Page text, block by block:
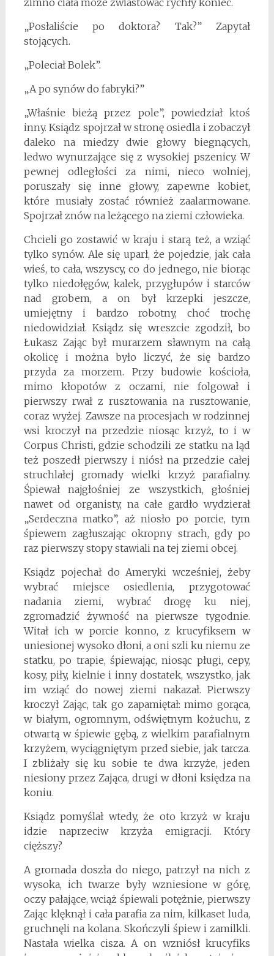
zimno ciała może zwiastować rychły koniec.
„Posłaliście po doktora? Tak?” Zapytał
stojących.
„Poleciał Bolek”.
„A po synów do fabryki?”
„Właśnie bieżą przez pole”, powiedział ktoś
inny. Ksiądz spojrzał w stronę osiedla i zobaczył
daleko na miedzy dwie głowy biegnących,
ledwo wynurzające się z wysokiej pszenicy. W
pewnej odległości za nimi, nieco wolniej,
poruszały się inne głowy, zapewne kobiet,
które musiały zostać również zaalarmowane.
Spojrzał znów na leżącego na ziemi człowieka.
Chcieli go zostawić w kraju i starą też, a wziąć
tylko synów. Ale się uparł, że pojedzie, jak cała
wieś, to cała, wszyscy, co do jednego, nie biorąc
tylko niedołęgów, kalek, przygłupów i starców
nad grobem, a on był krzepki jeszcze,
umiejętny i bardzo robotny, choć trochę
niedowidział. Ksiądz się wreszcie zgodził, bo
Łukasz Zając był murarzem sławnym na całą
okolicę i można było liczyć, że się bardzo
przyda za morzem. Przy budowie kościoła,
mimo kłopotów z oczami, nie folgował i
pierwszy rwał z rusztowania na rusztowanie,
coraz wyżej. Zawsze na procesjach w rodzinnej
wsi kroczył na przedzie niosąc krzyż, to i w
Corpus Christi, gdzie schodzili ze statku na ląd
też poszedł pierwszy i niósł na przedzie całej
struchlałej gromady wielki krzyż parafialny.
Śpiewał najgłośniej ze wszystkich, głośniej
nawet od organisty, na całe gardło wydzierał
„Serdeczna matko”, aż niosło po porcie, tym
śpiewem zagłuszając okropny strach, gdy po
raz pierwszy stopy stawiali na tej ziemi obcej.
Ksiądz pojechał do Ameryki wcześniej, żeby
wybrać miejsce osiedlenia, przygotować
nadania ziemi, wybrać drogę ku niej,
zgromadzić żywność na pierwsze tygodnie.
Witał ich w porcie konno, z krucyfiksem w
uniesionej wysoko dłoni, a oni szli ku niemu ze
statku, po trapie, śpiewając, niosąc pługi, cepy,
kosy, piły, kielnie i inny dostatek, wszystko, jak
im wziąć do nowej ziemi nakazał. Pierwszy
kroczył Zając, tak go zapamiętał: mimo gorąca,
w białym, ogromnym, odświętnym kożuchu, z
otwartą w śpiewie gębą, z wielkim parafialnym
krzyżem, wyciągniętym przed siebie, jak tarcza.
I zbliżały się ku sobie te dwa krzyże, jeden
niesiony przez Zająca, drugi w dłoni księdza na
koniu.
Ksiądz pomyślał wtedy, że oto krzyż w kraju
idzie naprzeciw krzyża emigracji. Który
cięższy?
A gromada doszła do niego, patrzył na nich z
wysoka, ich twarze były wzniesione w górę,
oczy pałające, wciąż śpiewali potężnie, pierwszy
Zając klęknął i cała parafia za nim, kilkaset luda,
gruchnęli na kolana. Skończyli śpiew i zamilkli.
Nastała wielka cisza. A on wzniósł krucyfiks